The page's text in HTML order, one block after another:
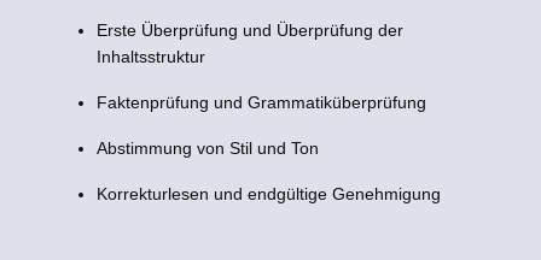
Erste Überprüfung und Überprüfung der
Inhaltsstruktur
Faktenprüfung und Grammatiküberprüfung
Abstimmung von Stil und Ton
Korrekturlesen und endgültige Genehmigung